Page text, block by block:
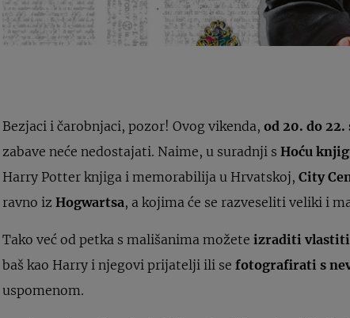
Bezjaci i čarobnjaci, pozor! Ovog vikenda,od 20. do 22.
zabave neće nedostajati. Naime, u suradnji sHoću
Harry Potter knjiga i memorabilija u Hrvatskoj,City
ravno izHogwartsa, a kojima će se razveseliti veliki i
Tako već od petka s mališanima možeteizraditi vlastiti
baš kao Harry i njegovi prijatelji ili sefotografirati s
uspomenom.